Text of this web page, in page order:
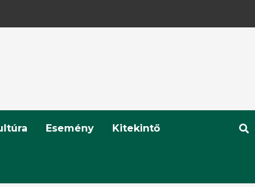
Esemény Kitekintő